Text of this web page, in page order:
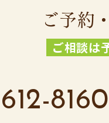
ご予約
ご相談は
8160